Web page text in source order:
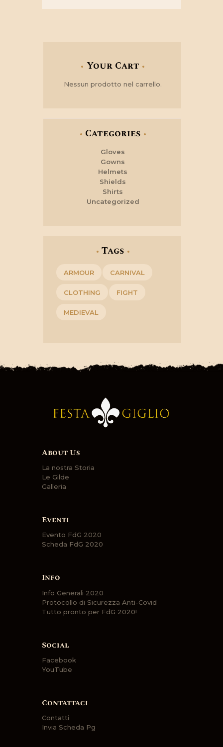
prodotto
possono
scelte
del
Your Cart
Nessun prodotto nel carrello.
Categories
Gloves
Gowns
Helmets
Shields
Shirts
Uncategorized
Tags
ARMOUR CARNIVAL
CLOTHING FIGHT
MEDIEVAL
About Us
La nostra Storia
Le Gilde
Galleria
Eventi
Evento FdG 2020
Scheda FdG 2020
Info
Info Generali 2020
Protocollo di Sicurezza Anti-Covid
Tutto pronto per FdG 2020!
Social
Facebook
YouTube
Contattaci
Contatti
Invia Scheda Pg